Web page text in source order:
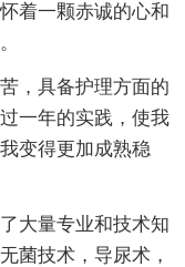
着一颗赤诚的心和
，具备护理方面的
一年的实践，使我
变得更加成熟稳
大量专业和技术知
菌技术，导尿术，